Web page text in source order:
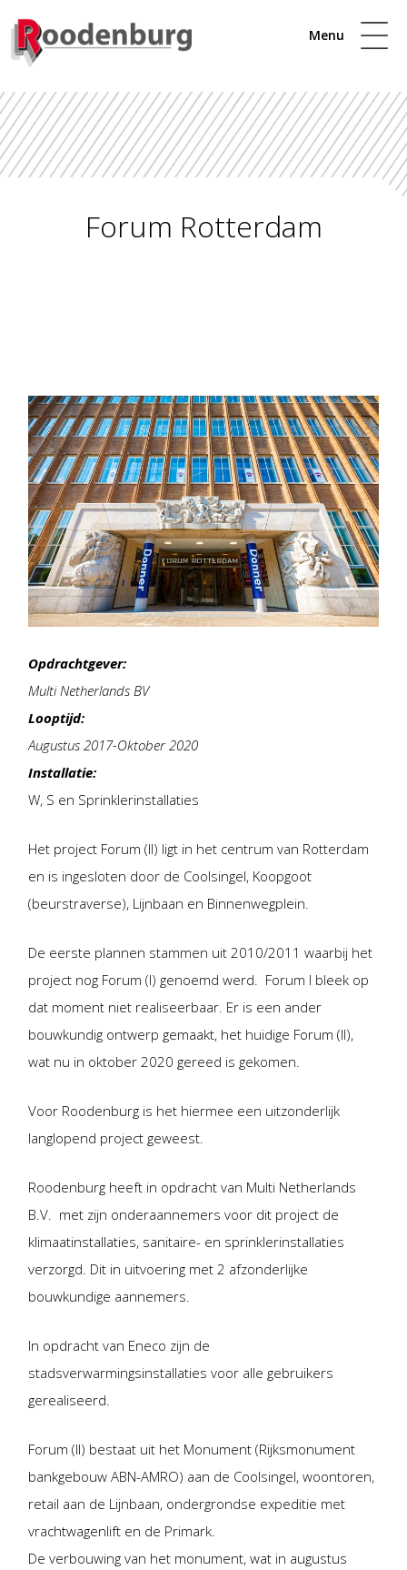
Menu
Forum Rotterdam
Opdrachtgever:
Multi Netherlands BV
Looptijd:
Augustus 2017-Oktober 2020
Installatie:
W, S en Sprinklerinstallaties
Het project Forum (II) ligt in het centrum van Rotterdam
en is ingesloten door de Coolsingel, Koopgoot
(beurstraverse), Lijnbaan en Binnenwegplein.
De eerste plannen stammen uit 2010/2011 waarbij het
project nog Forum (I) genoemd werd. Forum I bleek op
dat moment niet realiseerbaar. Er is een ander
bouwkundig ontwerp gemaakt, het huidige Forum (II),
wat nu in oktober 2020 gereed is gekomen.
Voor Roodenburg is het hiermee een uitzonderlijk
langlopend project geweest.
Roodenburg heeft in opdracht van Multi Netherlands
B.V. met zijn onderaannemers voor dit project de
klimaatinstallaties, sanitaire- en sprinklerinstallaties
verzorgd. Dit in uitvoering met 2 afzonderlijke
bouwkundige aannemers.
In opdracht van Eneco zijn de
stadsverwarmingsinstallaties voor alle gebruikers
gerealiseerd.
Forum (II) bestaat uit het Monument (Rijksmonument
bankgebouw ABN-AMRO) aan de Coolsingel, woontoren,
retail aan de Lijnbaan, ondergrondse expeditie met
vrachtwagenlift en de Primark.
De verbouwing van het monument, wat in augustus